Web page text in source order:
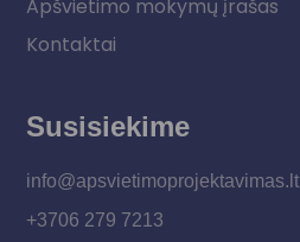
Apšvietimo mokymų įrašas
Kontaktai
Susisiekime
info@apsvietimoprojektavimas.lt
+3706 279 7213